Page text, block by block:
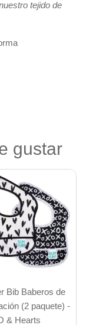
tejido de
gustar
Bib Baberos de
(2 paquete) -
& Hearts